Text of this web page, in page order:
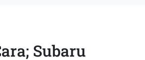
Subaru